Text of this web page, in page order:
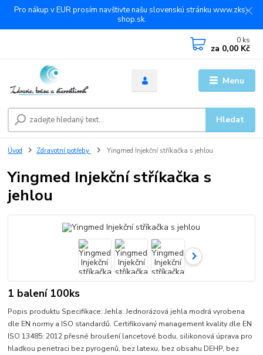
Pro nákup v EUR prosím navštivte našu slovenskú stránku www.zks-
shop.sk.
Menu
Hledat
0 ks
za 0,00 Kč
Úvod Zdravotní potřeby Yingmed Injekční stříkačka s jehlou
Yingmed Injekční stříkačka s
jehlou
1 balení 100ks
Popis produktu Specifikace: Jehla: Jednorázová jehla modrá vyrobena
dle EN normy a ISO standardů. Certifikovaný management kvality dle EN
ISO 13485: 2012 přesné broušení lancetové bodu, silikonová úprava pro
hladkou penetraci bez pyrogenů, bez latexu, bez obsahu DEHP, bez